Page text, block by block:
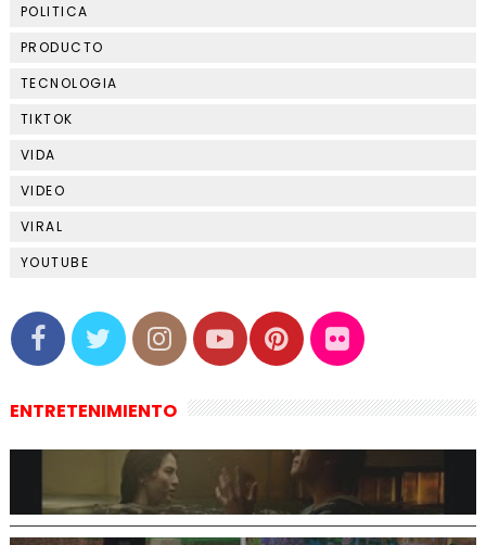
POLITICA
PRODUCTO
TECNOLOGIA
TIKTOK
VIDA
VIDEO
VIRAL
YOUTUBE
ENTRETENIMIENTO